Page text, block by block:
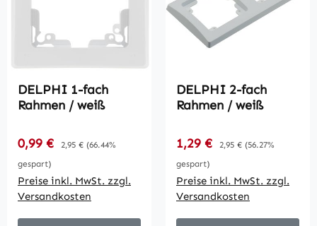
DELPHI 1-fach
Rahmen / weiß
Verkaufspreis:
0,99 € Regulärer Preis:
2,95 € (66.44%
gespart)
Preise inkl. MwSt. zzgl.
Versandkosten
DELPHI 2-fach
Rahmen / weiß
Verkaufspreis:
1,29 € Regulärer Preis:
2,95 € (56.27%
gespart)
Preise inkl. MwSt. zzgl.
Versandkosten